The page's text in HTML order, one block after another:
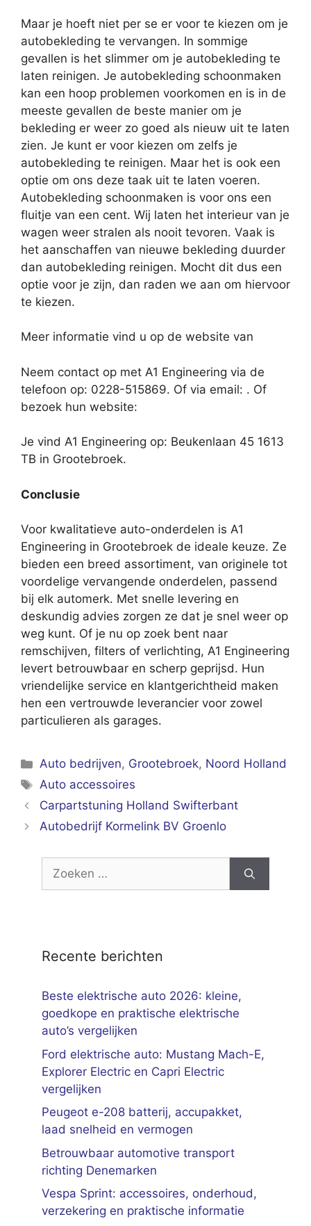
Maar je hoeft niet per se er voor te kiezen om je
autobekleding te vervangen. In sommige
gevallen is het slimmer om je autobekleding te
laten reinigen. Je autobekleding schoonmaken
kan een hoop problemen voorkomen en is in de
meeste gevallen de beste manier om je
bekleding er weer zo goed als nieuw uit te laten
zien. Je kunt er voor kiezen om zelfs je
autobekleding te reinigen. Maar het is ook een
optie om ons deze taak uit te laten voeren.
Autobekleding schoonmaken is voor ons een
fluitje van een cent. Wij laten het interieur van je
wagen weer stralen als nooit tevoren. Vaak is
het aanschaffen van nieuwe bekleding duurder
dan autobekleding reinigen. Mocht dit dus een
optie voor je zijn, dan raden we aan om hiervoor
te kiezen.
Meer informatie vind u op de website van
Neem contact op met A1 Engineering via de
telefoon op: 0228-515869. Of via email: . Of
bezoek hun website:
Je vind A1 Engineering op: Beukenlaan 45 1613
TB in Grootebroek.
Conclusie
Voor kwalitatieve auto-onderdelen is A1
Engineering in Grootebroek de ideale keuze. Ze
bieden een breed assortiment, van originele tot
voordelige vervangende onderdelen, passend
bij elk automerk. Met snelle levering en
deskundig advies zorgen ze dat je snel weer op
weg kunt. Of je nu op zoek bent naar
remschijven, filters of verlichting, A1 Engineering
levert betrouwbaar en scherp geprijsd. Hun
vriendelijke service en klantgerichtheid maken
hen een vertrouwde leverancier voor zowel
particulieren als garages.
Categorieën
Auto bedrijven, Grootebroek, Noord Holland
Tags
Auto accessoires
Carpartstuning Holland Swifterbant
Autobedrijf Kormelink BV Groenlo
Zoek
Recente berichten
Beste elektrische auto 2026: kleine,
goedkope en praktische elektrische
auto’s vergelijken
Ford elektrische auto: Mustang Mach-E,
Explorer Electric en Capri Electric
vergelijken
Peugeot e-208 batterij, accupakket,
laad snelheid en vermogen
Betrouwbaar automotive transport
richting Denemarken
Vespa Sprint: accessoires, onderhoud,
verzekering en praktische informatie